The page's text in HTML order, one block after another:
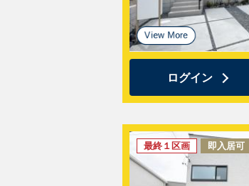
ログイン
最終１区画 即入居可